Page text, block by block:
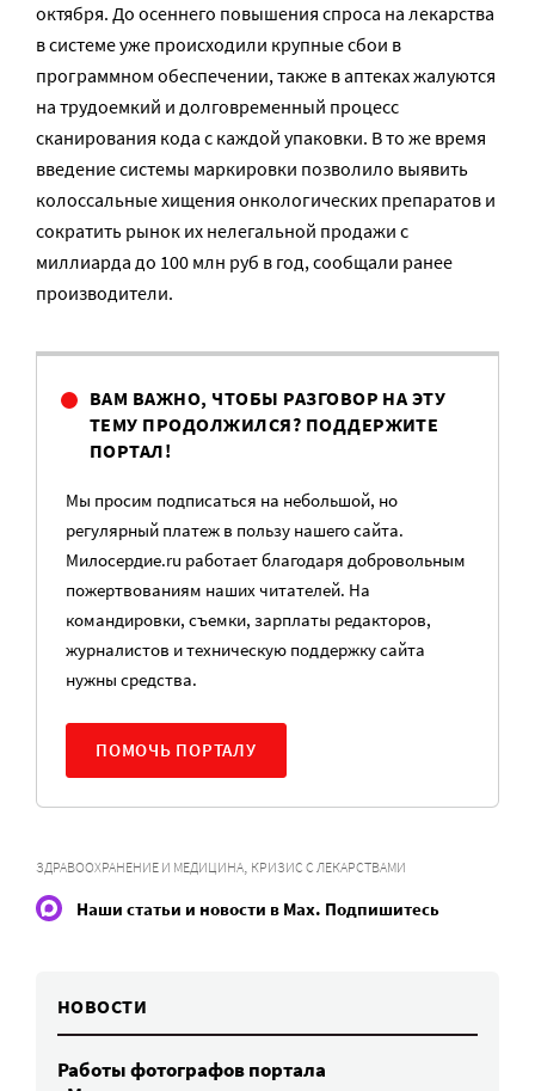
октября. До осеннего повышения спроса на лекарства
в системе уже происходили крупные сбои в
программном обеспечении, также в аптеках жалуются
на трудоемкий и долговременный процесс
сканирования кода с каждой упаковки. В то же время
введение системы маркировки позволило выявить
колоссальные хищения онкологических препаратов и
сократить рынок их нелегальной продажи с
миллиарда до 100 млн руб в год, сообщали ранее
производители.
ВАМ ВАЖНО, ЧТОБЫ РАЗГОВОР НА ЭТУ
ТЕМУ ПРОДОЛЖИЛСЯ? ПОДДЕРЖИТЕ
ПОРТАЛ!
Мы просим подписаться на небольшой, но
регулярный платеж в пользу нашего сайта.
Милосердие.ru работает благодаря добровольным
пожертвованиям наших читателей. На
командировки, съемки, зарплаты редакторов,
журналистов и техническую поддержку сайта
нужны средства.
ПОМОЧЬ ПОРТАЛУ
ЗДРАВООХРАНЕНИЕ И МЕДИЦИНА, КРИЗИС С ЛЕКАРСТВАМИ
Наши статьи и новости в Max. Подпишитесь
НОВОСТИ
Работы фотографов портала